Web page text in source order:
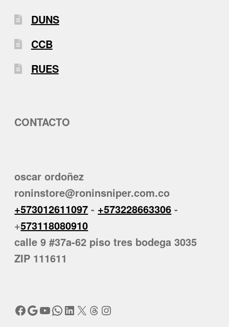
DUNS
CCB
RUES
CONTACTO
oscar ordoñez
roninstore@roninsniper.com.co
+573012611097 - +573228663306 -
+573118080910
calle 9 #37a-62 piso tres bodega 3035
ZIP 111611
Facebook
Google
YouTube
WhatsApp
LinkedIn
X Threads
Instagram